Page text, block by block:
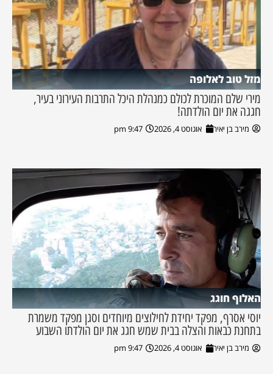
מזל טוב לאלופה
מירי שלם המוכרת לכולם כמנהלת היכל התרבות העירוני בעיר,
חגגה את יום הולדתה!
מירב בן יאיר אוגוסט 4, 2026 9:47 pm
האלוף חוגג
יוסי אסרף, מפקד יחידת לחילוצים מיוחדים וסגן מפקד משמרת
בתחנת כבאות והצלה בבית שמש חגג את יום הולדתו השבוע
מירב בן יאיר אוגוסט 4, 2026 9:47 pm